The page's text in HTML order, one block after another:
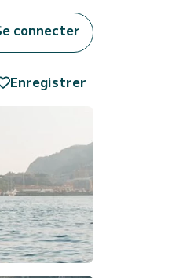
connecter
Enregistrer